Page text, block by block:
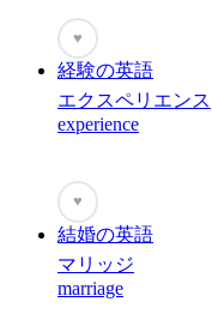
♥
経験の英語
エクスペリエンス
experience
♥
結婚の英語
マリッジ
marriage